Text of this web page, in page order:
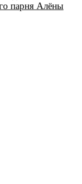
парня Алёны